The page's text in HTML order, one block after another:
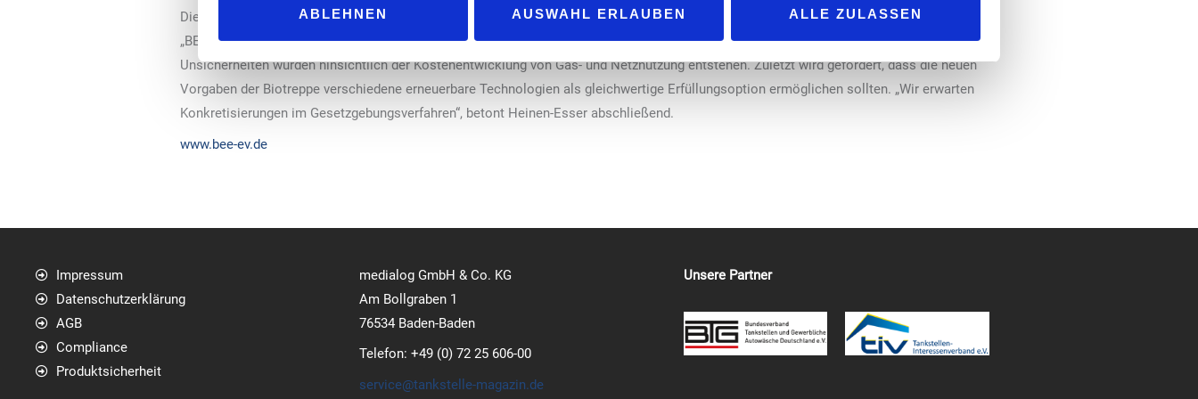
ABLEHNEN AUSWAHL ERLAUBEN ALLE ZULASSEN
Die Biotreppe startet im GMG mit einem deutlich niedrigeren Wert als bisher, während weitere Stufen aktuell noch unklar sind. Laut dem
„BEE“ habe die Bundesregierung damit keine seriösen Berechnungsmöglichkeiten bezüglich der Zielerreichung der EU-Vorgaben. Weitere
Unsicherheiten würden hinsichtlich der Kostenentwicklung von Gas- und Netznutzung entstehen. Zuletzt wird gefordert, dass die neuen
Vorgaben der Biotreppe verschiedene erneuerbare Technologien als gleichwertige Erfüllungsoption ermöglichen sollten. „Wir erwarten
Konkretisierungen im Gesetzgebungsverfahren“, betont Heinen-Esser abschließend.
www.bee-ev.de
Impressum
Datenschutzerklärung
AGB
Compliance
Produktsicherheit
medialog GmbH & Co. KG
Am Bollgraben 1
76534 Baden-Baden
Telefon: +49 (0) 72 25 606-00
service@tankstelle-magazin.de
Unsere Partner